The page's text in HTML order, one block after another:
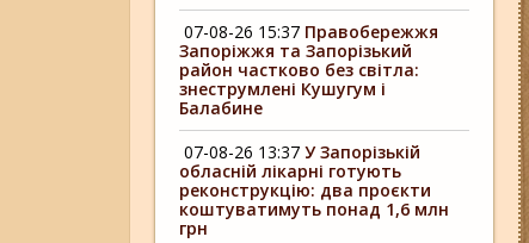
07-08-26 15:37 Правобережжя
Запоріжжя та Запорізький
район частково без світла:
знеструмлені Кушугум і
Балабине
07-08-26 13:37 У Запорізькій
обласній лікарні готують
реконструкцію: два проєкти
коштуватимуть понад 1,6 млн
грн